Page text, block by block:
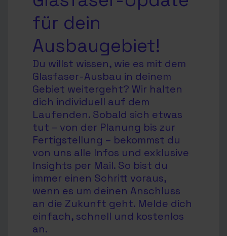
für dein
Ausbaugebiet!
Du willst wissen, wie es mit dem
Glasfaser-Ausbau in deinem
Gebiet weitergeht? Wir halten
dich individuell auf dem
Laufenden. Sobald sich etwas
tut – von der Planung bis zur
Fertigstellung – bekommst du
von uns alle Infos und exklusive
Insights per Mail. So bist du
immer einen Schritt voraus,
wenn es um deinen Anschluss
an die Zukunft geht. Melde dich
einfach, schnell und kostenlos
an.